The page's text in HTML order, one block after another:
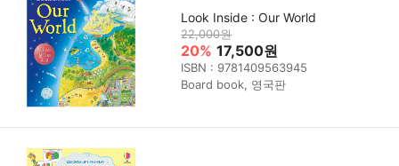
Look Inside : Our World
22,000원
20% 17,500원
ISBN : 9781409563945
Board book, 영국판